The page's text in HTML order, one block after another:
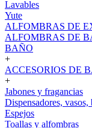
Lavables
Yute
ALFOMBRAS DE
ALFOMBRAS DE
BAÑO
+
ACCESORIOS DE
+
Jabones y fragancias
Dispensadores,
Espejos
Toallas y alfombras